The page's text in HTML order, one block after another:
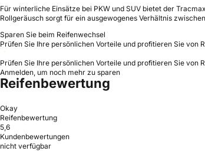
Für winterliche Einsätze bei PKW und SUV bietet der
Rollgeräusch sorgt für ein ausgewogenes Verhältnis
Sparen Sie beim Reifenwechsel
Prüfen Sie Ihre persönlichen Vorteile und profitieren Sie von
Prüfen Sie Ihre persönlichen Vorteile und profitieren Sie von
Anmelden, um noch mehr zu sparen
Reifenbewertung
Okay
Reifenbewertung
5,6
Kundenbewertungen
nicht verfügbar